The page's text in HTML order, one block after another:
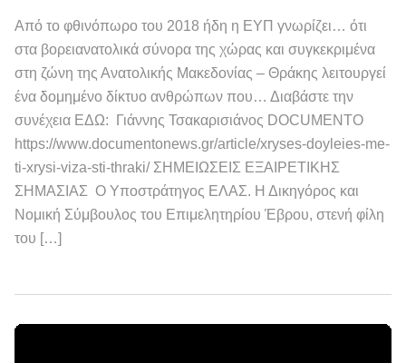
Από το φθινόπωρο του 2018 ήδη η ΕΥΠ γνωρίζει… ότι
στα βορειανατολικά σύνορα της χώρας και συγκεκριμένα
στη ζώνη της Ανατολικής Μακεδονίας – Θράκης λειτουργεί
ένα δομημένο δίκτυο ανθρώπων που… Διαβάστε την
συνέχεια ΕΔΩ: Γιάννης Τσακαρισιάνος DOCUMENTO
https://www.documentonews.gr/article/xryses-doyleies-me-
ti-xrysi-viza-sti-thraki/ ΣΗΜΕΙΩΣΕΙΣ ΕΞΑΙΡΕΤΙΚΗΣ
ΣΗΜΑΣΙΑΣ Ο Υποστράτηγος ΕΛΑΣ. Η Δικηγόρος και
Νομική Σύμβουλος του Επιμελητηρίου Έβρου, στενή φίλη
του […]